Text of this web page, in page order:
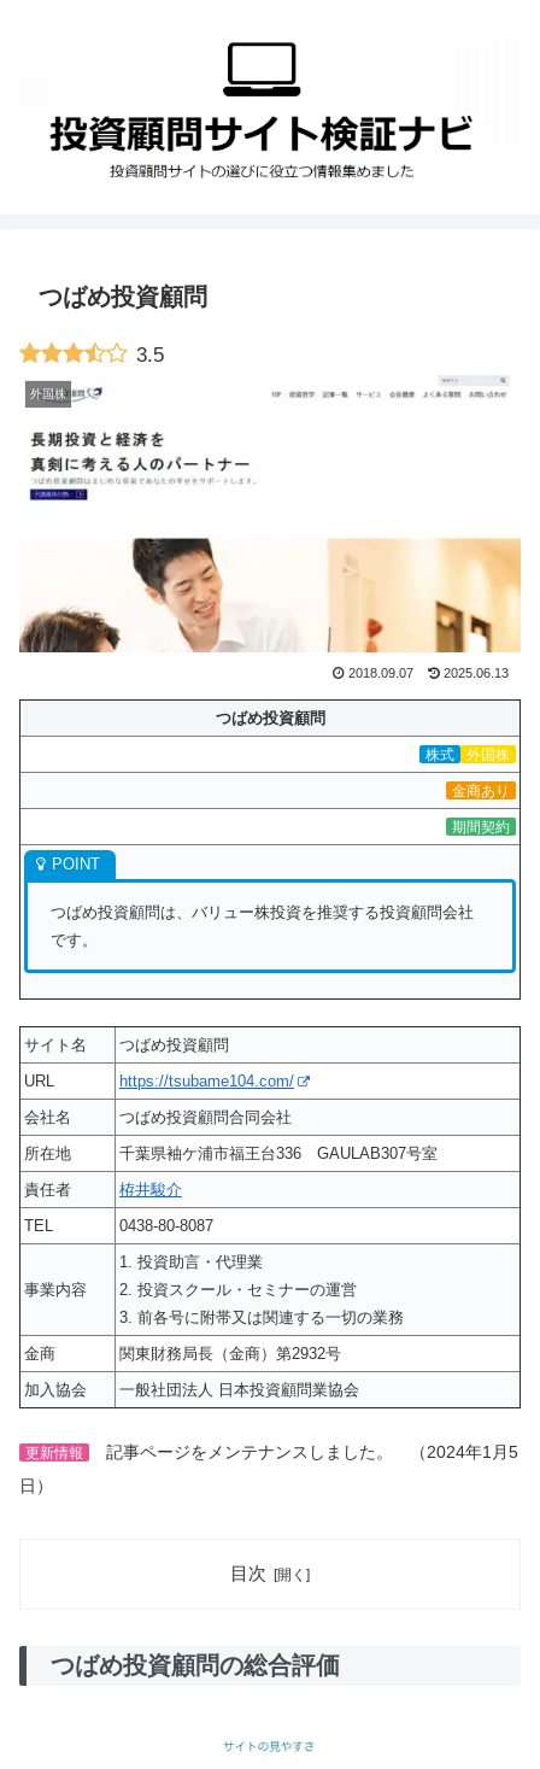
つばめ投資顧問
3.5
外国株
2018.09.07 2025.06.13
つばめ投資顧問
株式 外国株
金商あり
期間契約
つばめ投資顧問は、バリュー株投資を推奨する投資顧問会社
です。
サイト名
つばめ投資顧問
URL
https://tsubame104.com/
会社名
つばめ投資顧問合同会社
所在地
千葉県袖ケ浦市福王台336 GAULAB307号室
責任者
栫井駿介
TEL
0438-80-8087
事業内容
1. 投資助言・代理業
2. 投資スクール・セミナーの運営
3. 前各号に附帯又は関連する一切の業務
金商
関東財務局長（金商）第2932号
加入協会
一般社団法人 日本投資顧問業協会
更新情報
記事ページをメンテナンスしました。 （2024年1月5
日）
目次
つばめ投資顧問の総合評価